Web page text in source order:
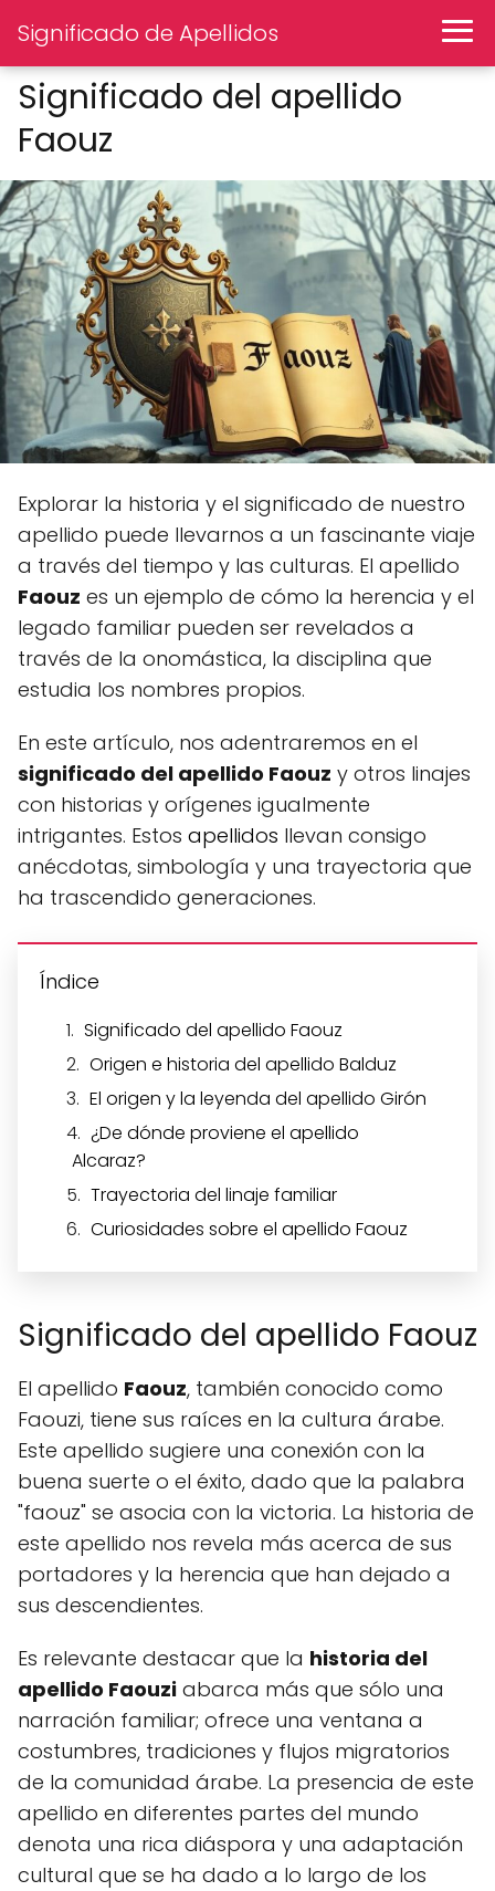
Significado de Apellidos
Significado del apellido
Faouz
Explorar la historia y el significado de nuestro
apellido puede llevarnos a un fascinante viaje
a través del tiempo y las culturas. El apellido
Faouz es un ejemplo de cómo la herencia y el
legado familiar pueden ser revelados a
través de la onomástica, la disciplina que
estudia los nombres propios.
En este artículo, nos adentraremos en el
significado del apellido Faouz y otros linajes
con historias y orígenes igualmente
intrigantes. Estos apellidos llevan consigo
anécdotas, simbología y una trayectoria que
ha trascendido generaciones.
Índice
Significado del apellido Faouz
Origen e historia del apellido Balduz
El origen y la leyenda del apellido Girón
¿De dónde proviene el apellido
Alcaraz?
Trayectoria del linaje familiar
Curiosidades sobre el apellido Faouz
Significado del apellido Faouz
El apellido Faouz, también conocido como
Faouzi, tiene sus raíces en la cultura árabe.
Este apellido sugiere una conexión con la
buena suerte o el éxito, dado que la palabra
"faouz" se asocia con la victoria. La historia de
este apellido nos revela más acerca de sus
portadores y la herencia que han dejado a
sus descendientes.
Es relevante destacar que la historia del
apellido Faouzi abarca más que sólo una
narración familiar; ofrece una ventana a
costumbres, tradiciones y flujos migratorios
de la comunidad árabe. La presencia de este
apellido en diferentes partes del mundo
denota una rica diáspora y una adaptación
cultural que se ha dado a lo largo de los